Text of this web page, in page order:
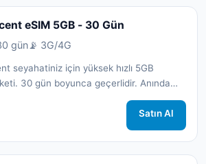
eSIM 5GB - 30 Gün
gün📡 3G/4G
seyahatiniz için yüksek hızlı 5GB
30 gün boyunca geçerlidir. Anında
Satın Al